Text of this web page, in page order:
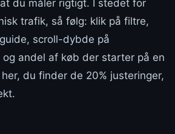
du måler rigtigt. I stedet for
trafik, så følg: klik på filtre,
scroll-dybde på
andel af køb der starter på en
du finder de 20% justeringer,